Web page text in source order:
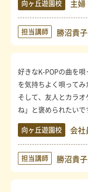
向ヶ丘遊園校 主婦
担当講師 勝沼貴子
好きなK-POPの曲を
を気持ちよく唄ってみ
そして、友人とカラ
ね」と褒められたいで
向ヶ丘遊園校 会社
担当講師 勝沼貴子